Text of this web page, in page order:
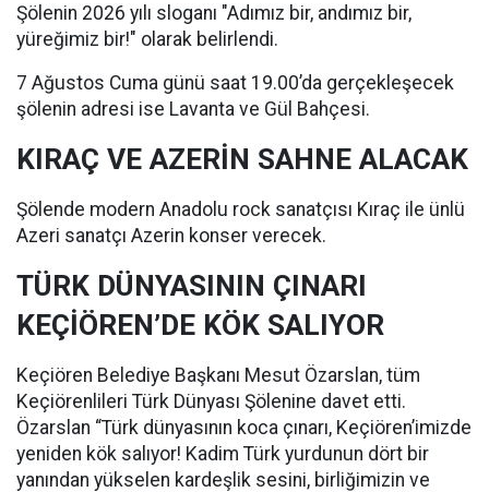
Şölenin 2026 yılı sloganı "Adımız bir, andımız bir,
yüreğimiz bir!" olarak belirlendi.
7 Ağustos Cuma günü saat 19.00’da gerçekleşecek
şölenin adresi ise Lavanta ve Gül Bahçesi.
KIRAÇ VE AZERİN SAHNE ALACAK
Şölende modern Anadolu rock sanatçısı Kıraç ile ünlü
Azeri sanatçı Azerin konser verecek.
TÜRK DÜNYASININ ÇINARI
KEÇİÖREN’DE KÖK SALIYOR
Keçiören Belediye Başkanı Mesut Özarslan, tüm
Keçiörenlileri Türk Dünyası Şölenine davet etti.
Özarslan “Türk dünyasının koca çınarı, Keçiören’imizde
yeniden kök salıyor! Kadim Türk yurdunun dört bir
yanından yükselen kardeşlik sesini, birliğimizin ve